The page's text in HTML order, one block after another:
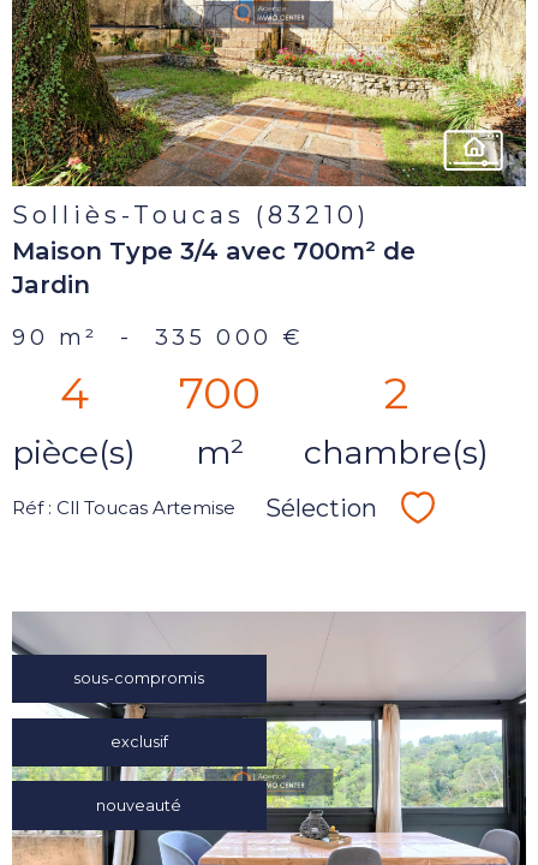
bien
Solliès-Toucas (83210)
Maison Type 3/4 avec 700m² de
Jardin
90 m² - 335 000 €
4
pièce(s)
700
m²
2
chambre(s)
Réf : Cll Toucas Artemise Sélection
sous-compromis
exclusif
nouveauté
voir le
bien